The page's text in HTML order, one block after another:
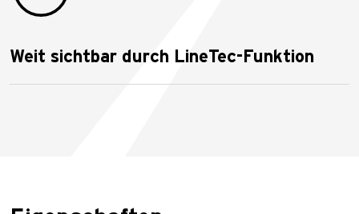
Weit sichtbar durch LineTec-Funktion